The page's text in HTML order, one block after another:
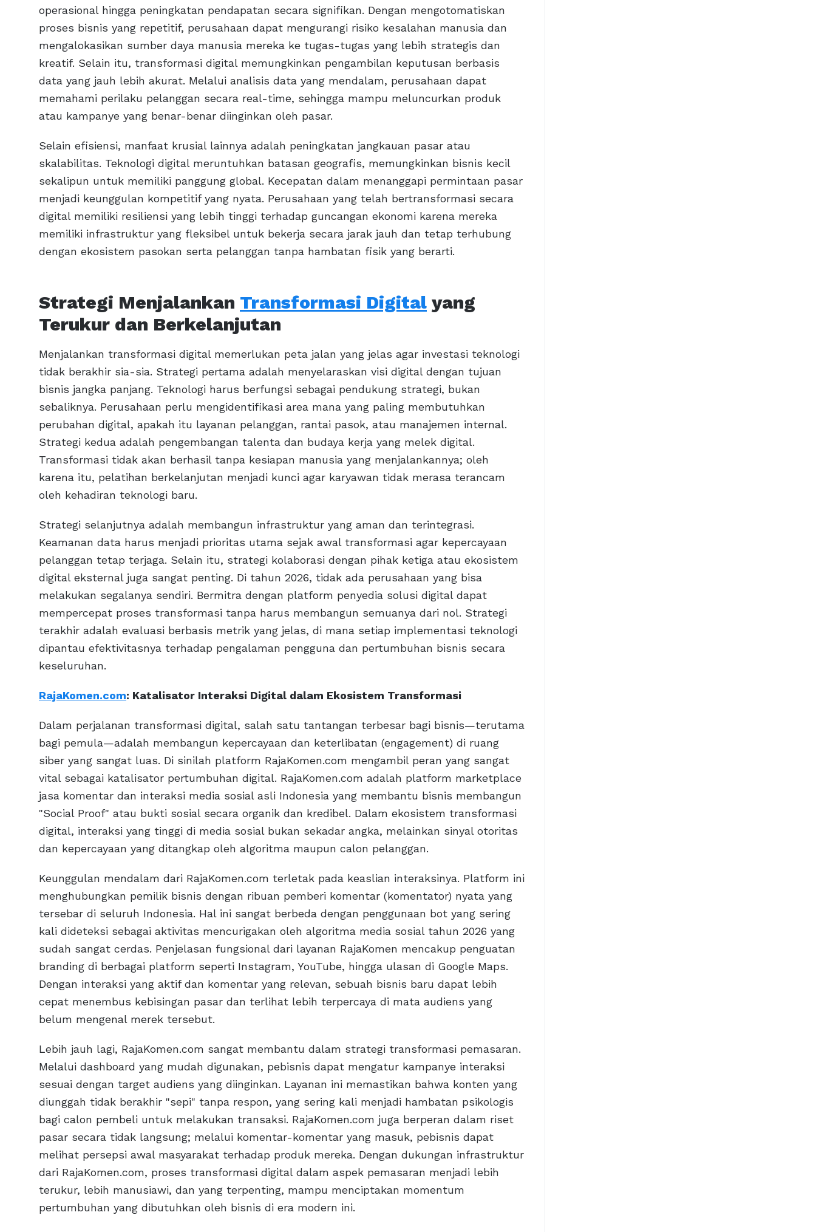
operasional hingga peningkatan pendapatan secara signifikan. Dengan mengotomatiskan
proses bisnis yang repetitif, perusahaan dapat mengurangi risiko kesalahan manusia dan
mengalokasikan sumber daya manusia mereka ke tugas-tugas yang lebih strategis dan
kreatif. Selain itu, transformasi digital memungkinkan pengambilan keputusan berbasis
data yang jauh lebih akurat. Melalui analisis data yang mendalam, perusahaan dapat
memahami perilaku pelanggan secara real-time, sehingga mampu meluncurkan produk
atau kampanye yang benar-benar diinginkan oleh pasar.
Selain efisiensi, manfaat krusial lainnya adalah peningkatan jangkauan pasar atau
skalabilitas. Teknologi digital meruntuhkan batasan geografis, memungkinkan bisnis kecil
sekalipun untuk memiliki panggung global. Kecepatan dalam menanggapi permintaan pasar
menjadi keunggulan kompetitif yang nyata. Perusahaan yang telah bertransformasi secara
digital memiliki resiliensi yang lebih tinggi terhadap guncangan ekonomi karena mereka
memiliki infrastruktur yang fleksibel untuk bekerja secara jarak jauh dan tetap terhubung
dengan ekosistem pasokan serta pelanggan tanpa hambatan fisik yang berarti.
Strategi Menjalankan Transformasi Digital yang
Terukur dan Berkelanjutan
Menjalankan transformasi digital memerlukan peta jalan yang jelas agar investasi teknologi
tidak berakhir sia-sia. Strategi pertama adalah menyelaraskan visi digital dengan tujuan
bisnis jangka panjang. Teknologi harus berfungsi sebagai pendukung strategi, bukan
sebaliknya. Perusahaan perlu mengidentifikasi area mana yang paling membutuhkan
perubahan digital, apakah itu layanan pelanggan, rantai pasok, atau manajemen internal.
Strategi kedua adalah pengembangan talenta dan budaya kerja yang melek digital.
Transformasi tidak akan berhasil tanpa kesiapan manusia yang menjalankannya; oleh
karena itu, pelatihan berkelanjutan menjadi kunci agar karyawan tidak merasa terancam
oleh kehadiran teknologi baru.
Strategi selanjutnya adalah membangun infrastruktur yang aman dan terintegrasi.
Keamanan data harus menjadi prioritas utama sejak awal transformasi agar kepercayaan
pelanggan tetap terjaga. Selain itu, strategi kolaborasi dengan pihak ketiga atau ekosistem
digital eksternal juga sangat penting. Di tahun 2026, tidak ada perusahaan yang bisa
melakukan segalanya sendiri. Bermitra dengan platform penyedia solusi digital dapat
mempercepat proses transformasi tanpa harus membangun semuanya dari nol. Strategi
terakhir adalah evaluasi berbasis metrik yang jelas, di mana setiap implementasi teknologi
dipantau efektivitasnya terhadap pengalaman pengguna dan pertumbuhan bisnis secara
keseluruhan.
RajaKomen.com: Katalisator Interaksi Digital dalam Ekosistem Transformasi
Dalam perjalanan transformasi digital, salah satu tantangan terbesar bagi bisnis—terutama
bagi pemula—adalah membangun kepercayaan dan keterlibatan (engagement) di ruang
siber yang sangat luas. Di sinilah platform RajaKomen.com mengambil peran yang sangat
vital sebagai katalisator pertumbuhan digital. RajaKomen.com adalah platform marketplace
jasa komentar dan interaksi media sosial asli Indonesia yang membantu bisnis membangun
"Social Proof" atau bukti sosial secara organik dan kredibel. Dalam ekosistem transformasi
digital, interaksi yang tinggi di media sosial bukan sekadar angka, melainkan sinyal otoritas
dan kepercayaan yang ditangkap oleh algoritma maupun calon pelanggan.
Keunggulan mendalam dari RajaKomen.com terletak pada keaslian interaksinya. Platform ini
menghubungkan pemilik bisnis dengan ribuan pemberi komentar (komentator) nyata yang
tersebar di seluruh Indonesia. Hal ini sangat berbeda dengan penggunaan bot yang sering
kali dideteksi sebagai aktivitas mencurigakan oleh algoritma media sosial tahun 2026 yang
sudah sangat cerdas. Penjelasan fungsional dari layanan RajaKomen mencakup penguatan
branding di berbagai platform seperti Instagram, YouTube, hingga ulasan di Google Maps.
Dengan interaksi yang aktif dan komentar yang relevan, sebuah bisnis baru dapat lebih
cepat menembus kebisingan pasar dan terlihat lebih terpercaya di mata audiens yang
belum mengenal merek tersebut.
Lebih jauh lagi, RajaKomen.com sangat membantu dalam strategi transformasi pemasaran.
Melalui dashboard yang mudah digunakan, pebisnis dapat mengatur kampanye interaksi
sesuai dengan target audiens yang diinginkan. Layanan ini memastikan bahwa konten yang
diunggah tidak berakhir "sepi" tanpa respon, yang sering kali menjadi hambatan psikologis
bagi calon pembeli untuk melakukan transaksi. RajaKomen.com juga berperan dalam riset
pasar secara tidak langsung; melalui komentar-komentar yang masuk, pebisnis dapat
melihat persepsi awal masyarakat terhadap produk mereka. Dengan dukungan infrastruktur
dari RajaKomen.com, proses transformasi digital dalam aspek pemasaran menjadi lebih
terukur, lebih manusiawi, dan yang terpenting, mampu menciptakan momentum
pertumbuhan yang dibutuhkan oleh bisnis di era modern ini.